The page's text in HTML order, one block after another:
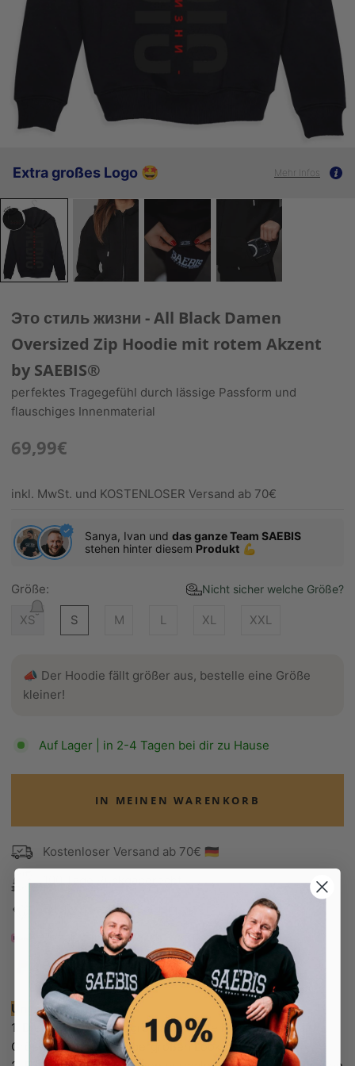
Extra großes Logo 🤩 Mehr Infos
Это стиль жизни - All Black Damen
Oversized Zip Hoodie mit rotem Akzent
by SAEBIS®
perfektes Tragegefühl durch lässige Passform und
flauschiges Innenmaterial
69,99€
inkl. MwSt. und KOSTENLOSER Versand ab 70€
Sanya, Ivan und das ganze Team SAEBIS
stehen hinter diesem Produkt 💪
Größe: Nicht sicher welche Größe?
XS S M L XL XXL
📣 Der Hoodie fällt größer aus, bestelle eine Größe
kleiner!
Auf Lager | in 2-4 Tagen bei dir zu Hause
IN MEINEN WARENKORB
Kostenloser Versand ab 70€ 🇩🇪
100 Tage Rückgaberecht
Edel verpackt in Seidenpapier
Bezahle in 30 Tagen
Bezahle in 30 Tagen
Unsere Empfehlung:
1. Dieser Hoodie fällt groß aus. Bestelle deine normale
Größe, wenn du auf übergroßen Look stehst.